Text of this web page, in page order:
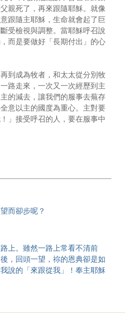
親死了，再來跟隨耶穌。就像
跟隨主耶穌，生命就會起了巨
受檢視與調整。當耶穌呼召說
而是要做好「長期付出」的心
到成為牧者，和太太從分別牧
路走來，一次又一次經歷到主
的減去，讓我們的服事去蕪存
意以主的國度為重心。主對要
」接受呼召的人，要在服事中
而卻步呢？
上。雖然一路上常看不清前
，回頭一望，祢的恩典卻是如
說的「來跟從我」！奉主耶穌